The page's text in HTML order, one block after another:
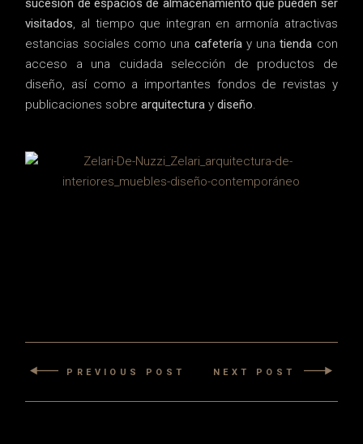
sucesión de espacios de almacenamiento que pueden ser
visitados, al tiempo que integran en armonía atractivas
estancias sociales como una cafeteríay unatienda con
acceso a una cuidada selección de productos de
diseño, así como a importantes fondos de revistas y
publicaciones sobrearquitectura ydiseño.
PREVIOUS POST NEXT POST